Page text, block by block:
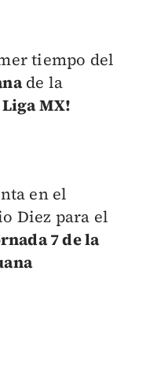
tiempo del
de la
MX!
en el
Diez para el
7 de la